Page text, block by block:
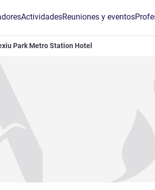
ActividadesReuniones y eventos
Park Metro Station Hotel